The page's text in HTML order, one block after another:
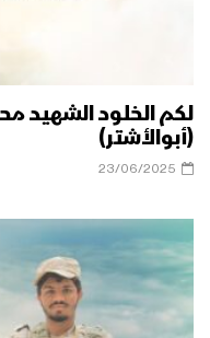
لكم الخلود الشهيد
(أبوالأشتر)
23/06/2025